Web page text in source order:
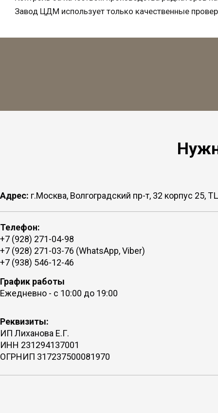
Завод ЦДМ использует только качественные
Адрес: г.Москва, Волгоградский пр-т, 32 корпус
Телефон:
+7 (928) 271-04-98
+7 (928) 271-03-76 (WhatsApp, Viber)
+7 (938) 546-12-46
График работы
Ежедневно - с 10:00 до 19:00
Реквизиты:
ИП Лиханова Е.Г.
ИНН 231294137001
ОГРНИП 317237500081970